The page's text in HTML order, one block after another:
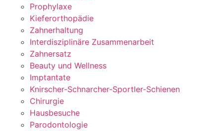
Prophylaxe
Kieferorthopädie
Zahnerhaltung
Interdisziplinäre Zusammenarbeit
Zahnersatz
Beauty und Wellness
Imptantate
Knirscher-Schnarcher-Sportler-Schienen
Chirurgie
Hausbesuche
Parodontologie